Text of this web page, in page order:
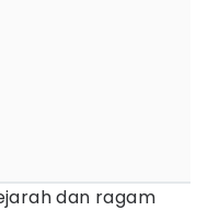
dan ragam